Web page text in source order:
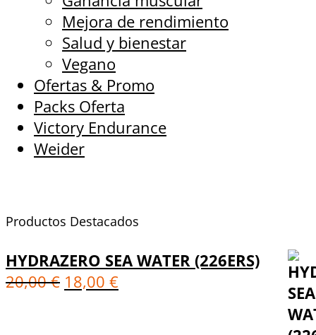
Mejora de rendimiento
Salud y bienestar
Vegano
Ofertas & Promo
Packs Oferta
Victory Endurance
Weider
Productos Destacados
HYDRAZERO SEA WATER (226ERS)
20,00€ 18,00 €